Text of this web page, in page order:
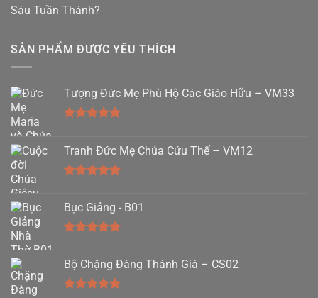
Sáu Tuần Thánh?
SẢN PHẨM ĐƯỢC YÊU THÍCH
Tượng Đức Mẹ Phù Hộ Các Giáo Hữu – VM33
5 sao
Tranh Đức Mẹ Chúa Cứu Thế – VM12
5 sao
Bục Giảng - B01
5 sao
Bộ Chặng Đàng Thánh Giá – CS02